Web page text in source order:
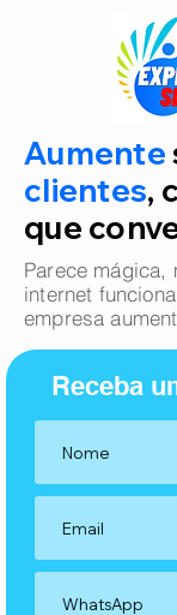
Aumente
clientes,
que
Parece mágica,
internet
empresa
Receba